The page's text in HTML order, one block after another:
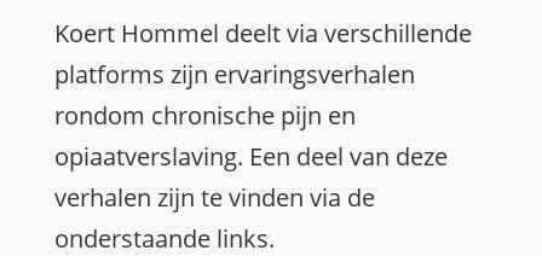
Koert Hommel deelt via verschillende
platforms zijn ervaringsverhalen
rondom chronische pijn en
opiaatverslaving. Een deel van deze
verhalen zijn te vinden via de
onderstaande links.